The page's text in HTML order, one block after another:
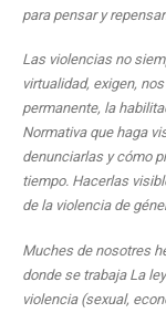
para pensar y
Las violencias no
virtualidad, exigen,
permanente, la
Normativa que haga
denunciarlas y cómo
tiempo. Hacerlas
de la violencia de
Muches de nosotres
donde se trabaja La
violencia (sexual,